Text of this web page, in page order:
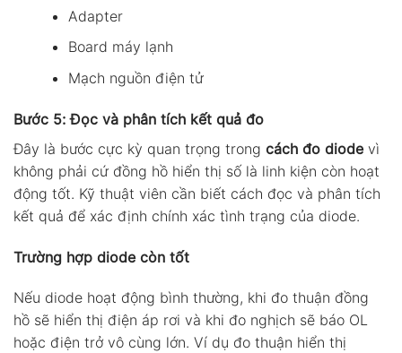
Adapter
Board máy lạnh
Mạch nguồn điện tử
Bước 5: Đọc và phân tích kết quả đo
Đây là bước cực kỳ quan trọng trong cách đo diodevì
không phải cứ đồng hồ hiển thị số là linh kiện còn hoạt
động tốt. Kỹ thuật viên cần biết cách đọc và phân tích
kết quả để xác định chính xác tình trạng của diode.
Trường hợp diode còn tốt
Nếu diode hoạt động bình thường, khi đo thuận đồng
hồ sẽ hiển thị điện áp rơi và khi đo nghịch sẽ báo OL
hoặc điện trở vô cùng lớn. Ví dụ đo thuận hiển thị